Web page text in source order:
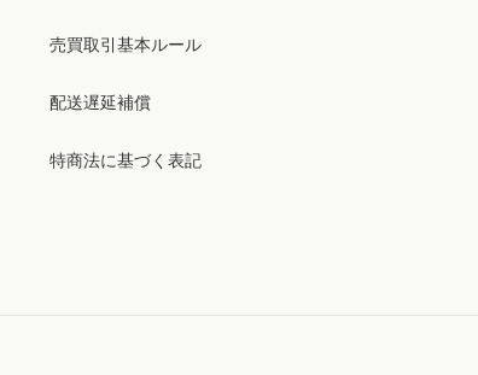
売買取引基本ルール
配送遅延補償
特商法に基づく表記